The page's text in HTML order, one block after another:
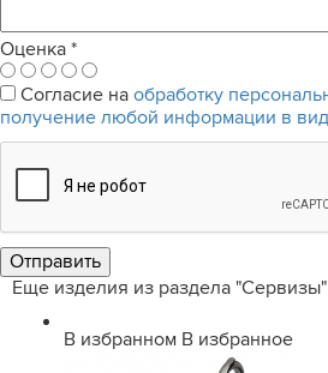
Оценка *
Согласие на обработку
получение любой информации в
Еще изделия из раздела "Сервизы"
В избранном В избранное